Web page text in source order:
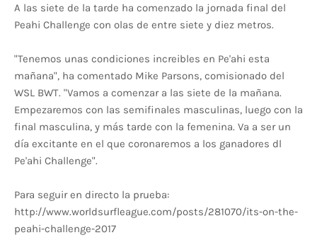
A las siete de la tarde ha comenzado la jornada final del
Peahi Challenge con olas de entre siete y diez metros.
"Tenemos unas condiciones increibles en Pe'ahi esta
mañana", ha comentado Mike Parsons, comisionado del
WSL BWT. "Vamos a comenzar a las siete de la mañana.
Empezaremos con las semifinales masculinas, luego con la
final masculina, y más tarde con la femenina. Va a ser un
día excitante en el que coronaremos a los ganadores dl
Pe'ahi Challenge".
Para seguir en directo la prueba:
http://www.worldsurfleague.com/posts/281070/its-on-the-
peahi-challenge-2017